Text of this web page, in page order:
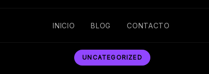
INICIO BLOG CONTACTO
UNCATEGORIZED